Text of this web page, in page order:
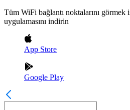
Tüm WiFi bağlantı noktalarını
uygulamasını indirin
App Store
Google Play